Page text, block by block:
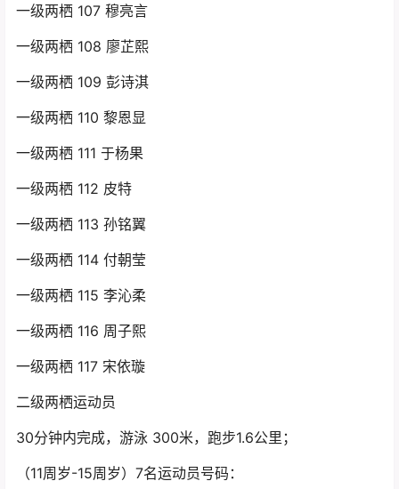
一级两栖 107 穆亮言
一级两栖 108 廖芷熙
一级两栖 109 彭诗淇
一级两栖 110 黎恩显
一级两栖 111 于杨果
一级两栖 112 皮特
一级两栖 113 孙铭翼
一级两栖 114 付朝莹
一级两栖 115 李沁柔
一级两栖 116 周子熙
一级两栖 117 宋依璇
二级两栖运动员
30分钟内完成，游泳 300米，跑步1.6公里；
（11周岁-15周岁）7名运动员号码：